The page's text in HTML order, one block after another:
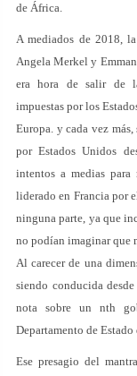
de África.
A mediados de 2018,
Angela Merkel y
era hora de salir de
impuestas por los
Europa. y cada vez
por Estados Unidos
intentos a medias
liderado en Francia por
ninguna parte, ya que
no podían imaginar que
Al carecer de una
siendo conducida
nota sobre un nth
Departamento de
Ese presagio del